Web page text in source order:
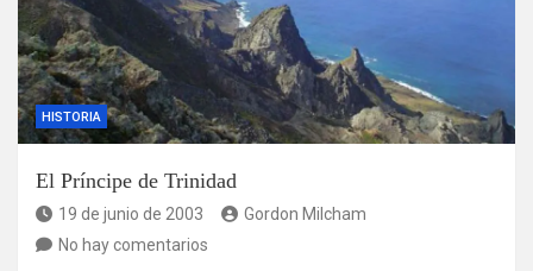
HISTORIA
El Príncipe de Trinidad
19 de junio de 2003
Gordon Milcham
No hay comentarios